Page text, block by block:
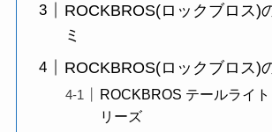
ROCKBROS(ロックブロス)
ミ
ROCKBROS(ロックブロス)
ROCKBROS テールライ
リーズ